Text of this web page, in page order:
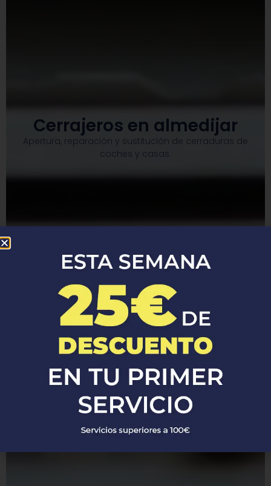
Cerrajeros en almedijar
Apertura, reparación y sustitución de cerraduras de
coches y casas.​